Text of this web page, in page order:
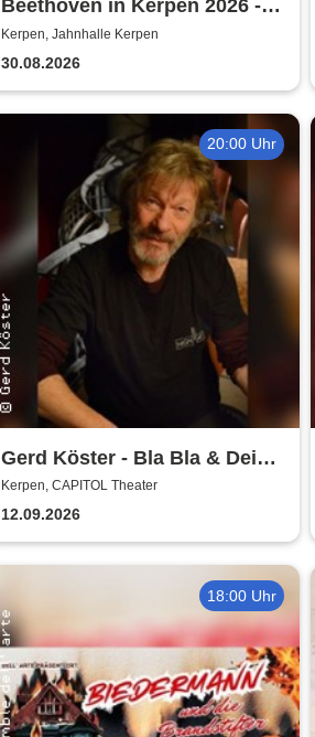
Beethoven in Kerpen 2026 -
Sommerkonzerte 2026
Kerpen, Jahnhalle Kerpen
30.08.2026
20:00 Uhr
Gerd Köster - Bla Bla & Dei
Dei
Kerpen, CAPITOL Theater
12.09.2026
18:00 Uhr